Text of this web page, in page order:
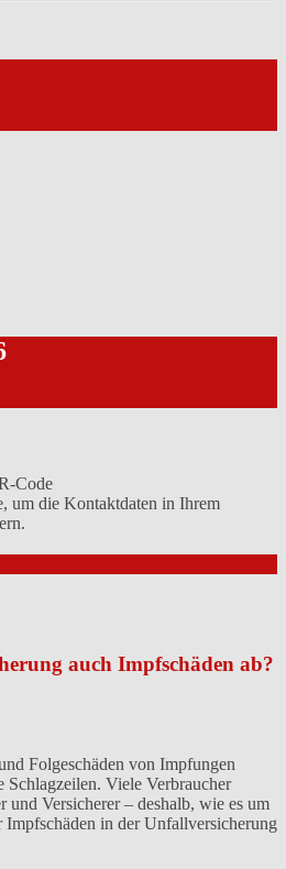
um die Kontaktdaten in Ihrem
auch Impfschäden ab?
Folgeschäden von Impfungen
Schlagzeilen. Viele Verbraucher
und Versicherer – deshalb, wie es um
in der Unfallversicherung